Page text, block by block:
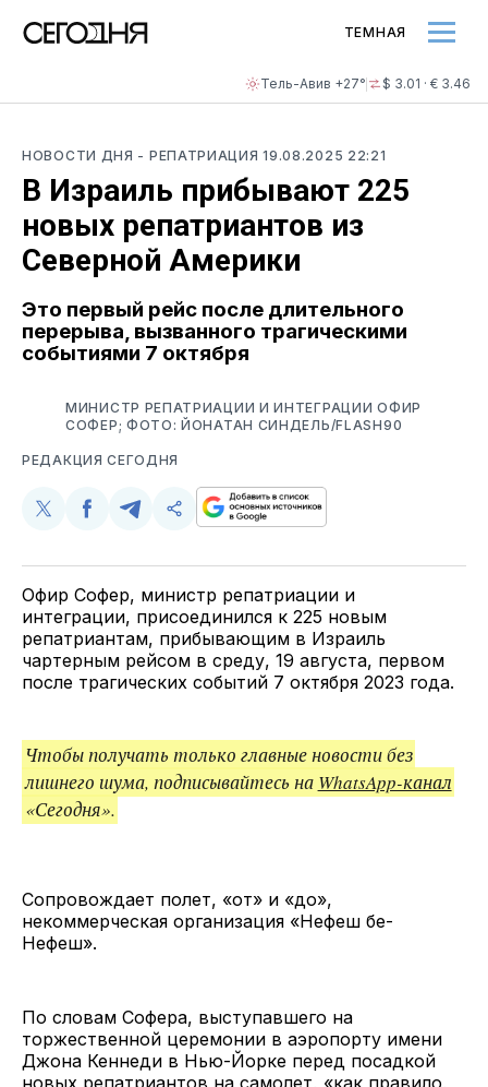
Тель-Авив +27° $ 3.01 · € 3.46
ТЕМНАЯ
НОВОСТИ ДНЯ - РЕПАТРИАЦИЯ19.08.2025 22:21
В Израиль прибывают 225
новых репатриантов из
Северной Америки
Это первый рейс после длительного
перерыва, вызванного трагическими
событиями 7 октября
МИНИСТР РЕПАТРИАЦИИ И ИНТЕГРАЦИИ ОФИР
СОФЕР; ФОТО: ЙОНАТАН СИНДЕЛЬ/FLASH90
РЕДАКЦИЯ СЕГОДНЯ
Поделиться
Twitter
Поделиться
Facebook
Поделиться
Telegram
Скопируйте
поделитесь
Офир Софер, министр репатриации и
интеграции, присоединился к 225 новым
репатриантам, прибывающим в Израиль
чартерным рейсом в среду, 19 августа, первом
после трагических событий 7 октября 2023 года.
Чтобы получать только главные новости без
лишнего шума, подписывайтесь на WhatsApp-канал
«Сегодня».
Сопровождает полет, «от» и «до»,
некоммерческая организация «Нефеш бе-
Нефеш».
По словам Софера, выступавшего на
торжественной церемонии в аэропорту имени
Джона Кеннеди в Нью-Йорке перед посадкой
новых репатриантов на самолет, «как правило,